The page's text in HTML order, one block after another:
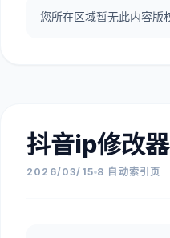
抖音ip修改器
2026/03/15 8 自动索引页